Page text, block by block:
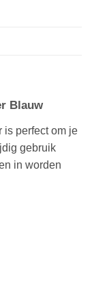
Blauw
is perfect om je
gebruik
in worden